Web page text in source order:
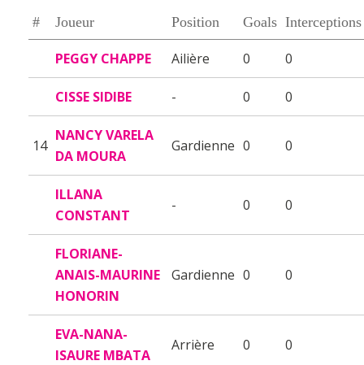
# Joueur Position Goals Interceptions
PEGGY CHAPPE Ailière 0 0
CISSE SIDIBE - 0 0
14
NANCY VARELA
DA MOURA
Gardienne 0 0
ILLANA
CONSTANT
- 0 0
FLORIANE-
ANAIS-MAURINE
HONORIN
Gardienne 0 0
EVA-NANA-
ISAURE MBATA
Arrière 0 0